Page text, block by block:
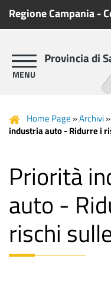
Regione Campania-
Provincia di
Home Page »Archivi»
industria auto - Ridurre i
Priorità
auto -
rischi